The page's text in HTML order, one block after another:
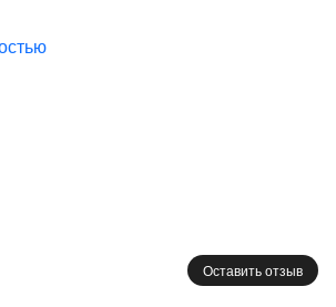
идут»
из оперы «Зори здесь тихие»
Оставить отзыв